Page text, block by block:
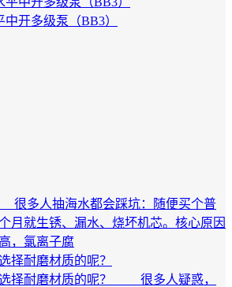
开多级泵（BB3）
多人抽海水都会踩坑：随便买个普
月就生锈、漏水、烧坏机芯。核心原因
，氯离子腐
择耐磨材质的呢？
选择耐磨材质的呢？ 很多人疑惑，